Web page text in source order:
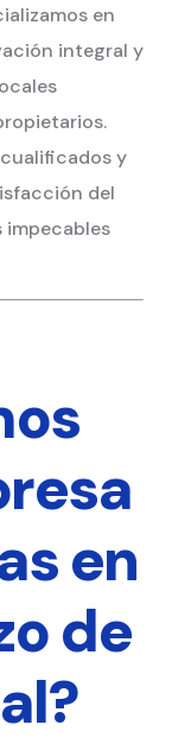
en
integral y
y
del
impecables
en
de